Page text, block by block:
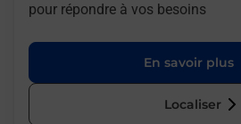
pour répondre à vos besoins
En savoir plus
Localiser